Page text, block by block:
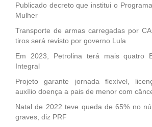
Publicado decreto que institui o
Mulher
Transporte de armas carregadas por
tiros será revisto por governo Lula
Em 2023, Petrolina terá mais quatro
Integral
Projeto garante jornada flexível,
auxílio doença a pais de menor com
Natal de 2022 teve queda de 65% no
graves, diz PRF